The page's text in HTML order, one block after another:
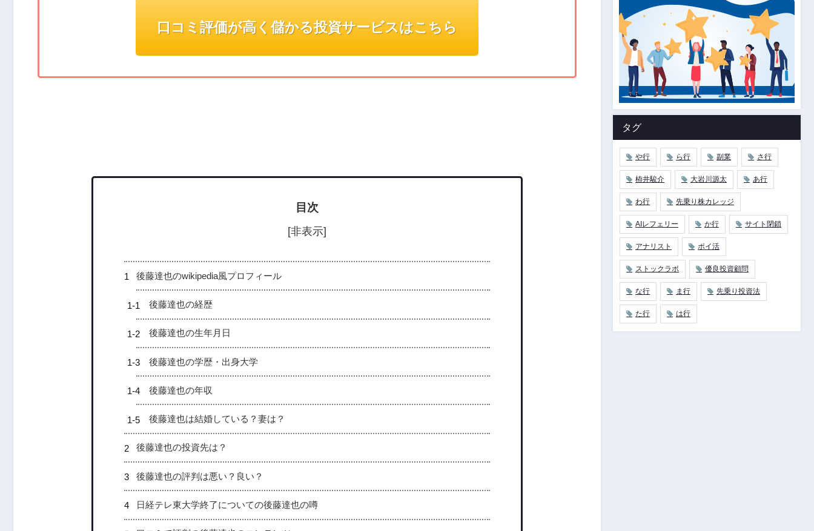
口コミ評価が高く儲かる投資サービスはこちら
目次
[非表示]
後藤達也のwikipedia風プロフィール
後藤達也の経歴
後藤達也の生年月日
後藤達也の学歴・出身大学
後藤達也の年収
後藤達也は結婚している？妻は？
後藤達也の投資先は？
後藤達也の評判は悪い？良い？
日経テレ東大学終了についての後藤達也の噂
タグ
や行 ら行 副業 さ行
栫井駿介 大岩川源太 あ行
わ行 先乗り株カレッジ
AIレフェリー か行 サイト閉鎖
アナリスト ポイ活
ストックラボ 優良投資顧問
な行 ま行 先乗り投資法
た行 は行